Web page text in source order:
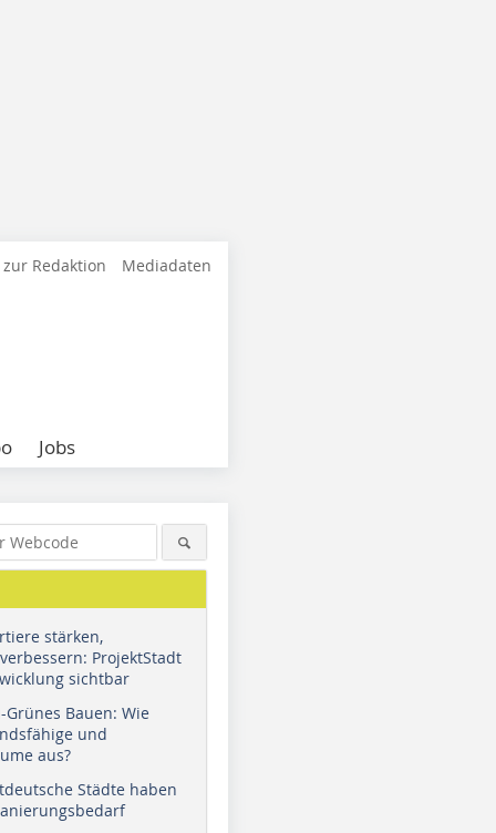
Redaktion Mediadaten
Jobs
stärken,
ProjektStadt
sichtbar
Grünes Bauen: Wie
und
aus?
Städte haben